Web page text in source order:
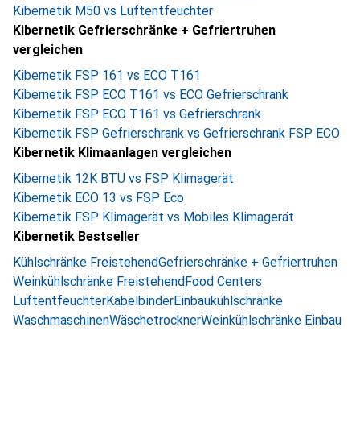
Kibernetik M50 vs Luftentfeuchter
Kibernetik Gefrierschränke + Gefriertruhen
vergleichen
Kibernetik FSP 161 vs ECO T161
Kibernetik FSP ECO T161 vs ECO Gefrierschrank
Kibernetik FSP ECO T161 vs Gefrierschrank
Kibernetik FSP Gefrierschrank vs Gefrierschrank FSP ECO
Kibernetik Klimaanlagen vergleichen
Kibernetik 12K BTU vs FSP Klimagerät
Kibernetik ECO 13 vs FSP Eco
Kibernetik FSP Klimagerät vs Mobiles Klimagerät
Kibernetik Bestseller
Kühlschränke FreistehendGefrierschränke + Gefriertruhen
Weinkühlschränke FreistehendFood Centers
LuftentfeuchterKabelbinderEinbaukühlschränke
WaschmaschinenWäschetrocknerWeinkühlschränke Einbau